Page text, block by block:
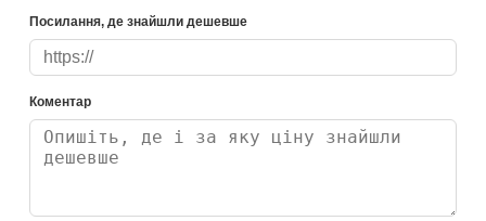
Посилання, де знайшли дешевше
Коментар